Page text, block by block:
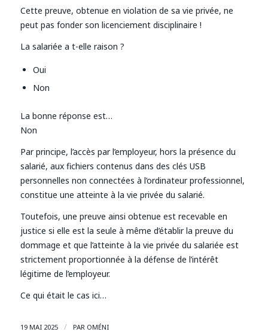
Cette preuve, obtenue en violation de sa vie privée, ne
peut pas fonder son licenciement disciplinaire !
La salariée a t-elle raison ?
Oui
Non
La bonne réponse est…
Non
Par principe, l’accès par l’employeur, hors la présence du
salarié, aux fichiers contenus dans des clés USB
personnelles non connectées à l’ordinateur professionnel,
constitue une atteinte à la vie privée du salarié.
Toutefois, une preuve ainsi obtenue est recevable en
justice si elle est la seule à même d’établir la preuve du
dommage et que l’atteinte à la vie privée du salariée est
strictement proportionnée à la défense de l’intérêt
légitime de l’employeur.
Ce qui était le cas ici…
19 MAI 2025 / PAR OMÉNI